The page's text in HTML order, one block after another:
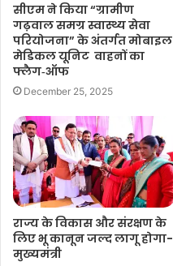
सीएम ने किया “ग्रामीण
गढ़वाल समग्र स्वास्थ्य सेवा
परियोजना” के अंतर्गत मोबाइल
मेडिकल यूनिट वाहनों का
फ्लैग‑ऑफ
December 25, 2025
राज्य के विकास और संरक्षण के
लिए भू कानून जल्द लागू होगा-
मुख्यमंत्री